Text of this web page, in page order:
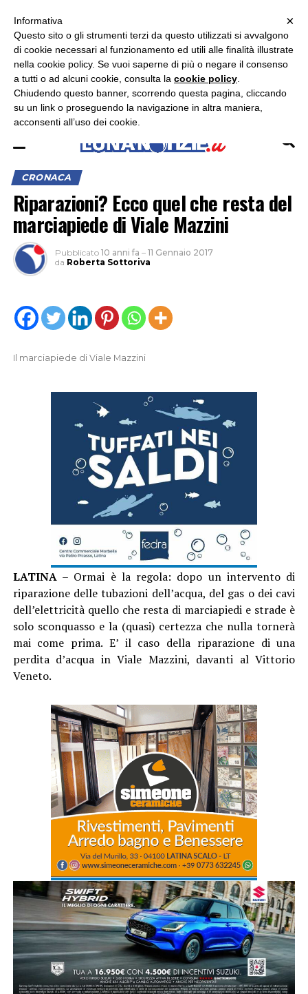
ASCOLTA RADIO LUNA
CRONACA
Riparazioni? Ecco quel che resta del
marciapiede di Viale Mazzini
Pubblicato 10 anni fa – 11 Gennaio 2017
da Roberta Sottoriva
Il marciapiede di Viale Mazzini
LATINA– Ormai è la regola: dopo un intervento di
riparazione delle tubazioni dell’acqua, del gas o dei cavi
dell’elettricità quello che resta di marciapiedi e strade è
solo sconquasso e la (quasi) certezza che nulla tornerà
mai come prima. E’ il caso della riparazione di una
perdita d’acqua in Viale Mazzini, davanti al Vittorio
Veneto.
×
×
Informativa
Questo sito o gli strumenti terzi da questo utilizzati si avvalgono
di cookie necessari al funzionamento ed utili alle finalità illustrate
nella cookie policy. Se vuoi saperne di più o negare il consenso
a tutti o ad alcuni cookie, consulta la cookie policy
Chiudendo questo banner, scorrendo questa pagina, cliccando
su un link o proseguendo la navigazione in altra maniera,
acconsenti all’uso dei cookie.